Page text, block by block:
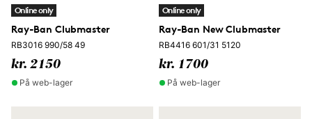
Online only
Ray-Ban Clubmaster
RB3016 990/58 49
kr. 2150
På web-lager
Online only
Ray-Ban New Clubmaster
RB4416 601/31 5120
kr. 1700
På web-lager